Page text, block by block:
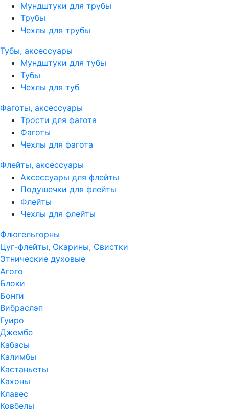
Мундштуки для трубы
Трубы
Чехлы для трубы
Тубы, аксессуары
Мундштуки для тубы
Тубы
Чехлы для туб
Фаготы, аксессуары
Трости для фагота
Фаготы
Чехлы для фагота
Флейты, аксессуары
Аксессуары для флейты
Подушечки для флейты
Флейты
Чехлы для флейты
Флюгельгорны
Цуг-флейты, Окарины, Свистки
Этнические духовые
Агого
Блоки
Бонги
Вибраслэп
Гуиро
Джембе
Кабасы
Калимбы
Кастаньеты
Кахоны
Клавес
Ковбелы